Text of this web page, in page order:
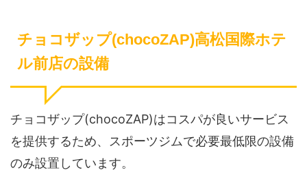
チョコザップ(chocoZAP)高松国際ホテ
ル前店の設備
チョコザップ(chocoZAP)はコスパが良いサービス
を提供するため、スポーツジムで必要最低限の設備
のみ設置しています。